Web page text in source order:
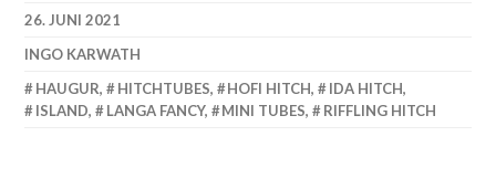
26. JUNI 2021
INGO KARWATH
HAUGUR, HITCHTUBES, HOFI HITCH, IDA HITCH,
ISLAND, LANGA FANCY, MINI TUBES, RIFFLING HITCH